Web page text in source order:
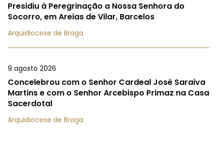
Presidiu à Peregrinação a Nossa Senhora do
Socorro, em Areias de Vilar, Barcelos
Arquidiocese de Braga
9 agosto 2026
Concelebrou com o Senhor Cardeal José Saraiva
Martins e com o Senhor Arcebispo Primaz na Casa
Sacerdotal
Arquidiocese de Braga